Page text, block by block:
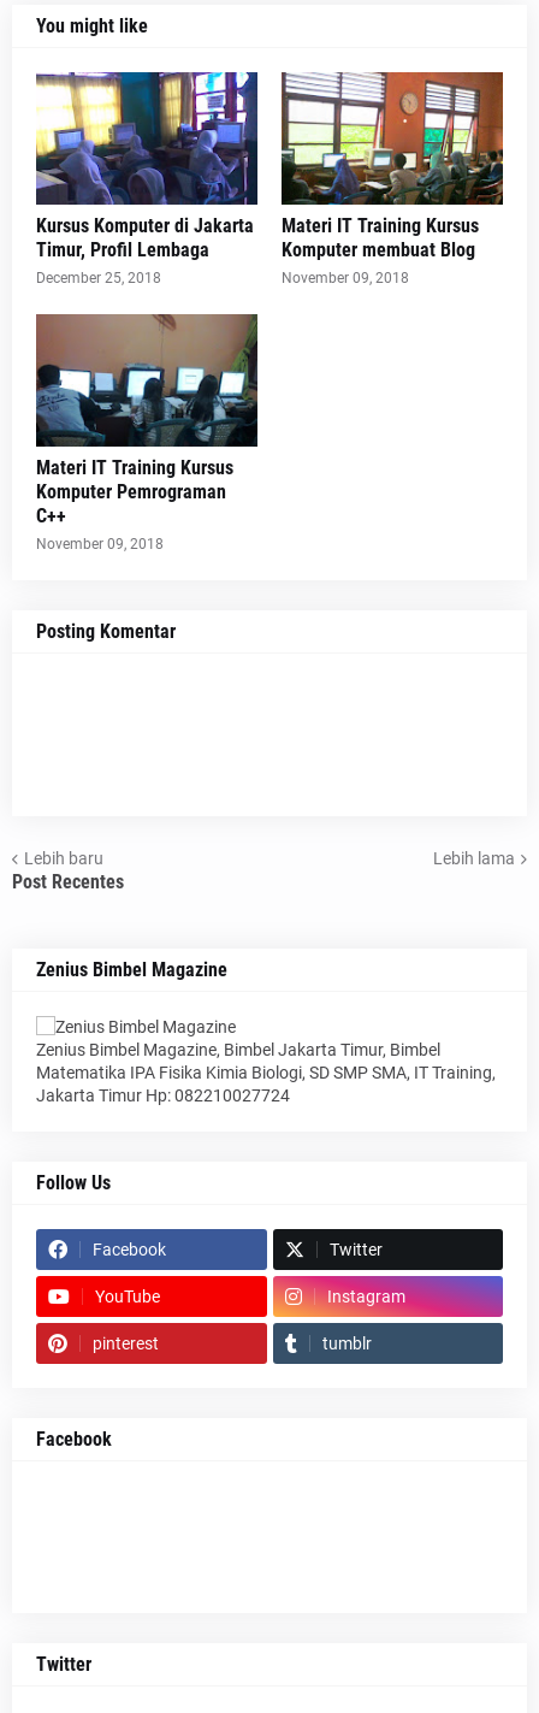
You might like
Kursus Komputer di Jakarta
Timur, Profil Lembaga
December 25, 2018
Materi IT Training Kursus
Komputer membuat Blog
November 09, 2018
Materi IT Training Kursus
Komputer Pemrograman
C++
November 09, 2018
Posting Komentar
Lebih baru Lebih lama
Post Recentes
Zenius Bimbel Magazine
Zenius Bimbel Magazine, Bimbel Jakarta Timur, Bimbel
Matematika IPA Fisika Kimia Biologi, SD SMP SMA, IT Training,
Jakarta Timur Hp: 082210027724
Follow Us
Facebook Twitter
YouTube Instagram
pinterest tumblr
Facebook
Twitter